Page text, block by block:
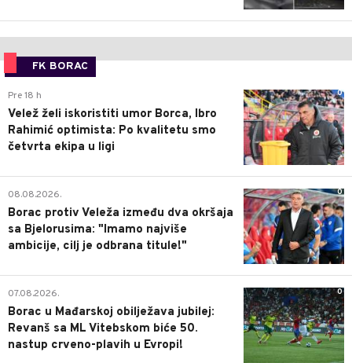
FK BORAC
0
Pre 18 h
Velež želi iskoristiti umor Borca, Ibro
Rahimić optimista: Po kvalitetu smo
četvrta ekipa u ligi
0
08.08.2026.
Borac protiv Veleža između dva okršaja
sa Bjelorusima: "Imamo najviše
ambicije, cilj je odbrana titule!"
0
07.08.2026.
Borac u Mađarskoj obilježava jubilej:
Revanš sa ML Vitebskom biće 50.
nastup crveno-plavih u Evropi!